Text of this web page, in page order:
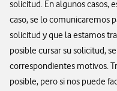
solicitud. En algunos casos,
caso, se lo comunicaremos
solicitud y que la estamos
posible cursar su solicitud,
correspondientes motivos.
posible, pero si nos puede